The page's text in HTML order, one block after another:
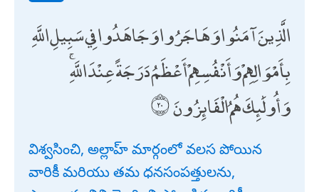
الَّذِينَ آمَنُوا وَهَاجَرُوا وَجَاهَدُوا فِي سَبِيلِ اللَّهِ
بِأَمْوَالِهِمْ وَأَنْفُسِهِمْ أَعْظَمُ دَرَجَةً عِنْدَ اللَّهِ ۚ
وَأُولَٰئِكَ هُمُ الْفَائِزُونَ
విశ్వసించి, అల్లాహ్ మార్గంలో వలస పోయిన
వారికీ మరియు తమ ధనసంపత్తులను,